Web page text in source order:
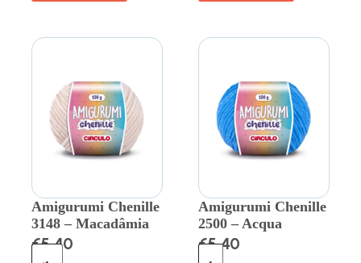
Amigurumi Chenille
3148 – Macadâmia
€5.40
Amigurumi Chenille
2500 – Acqua
€5.40